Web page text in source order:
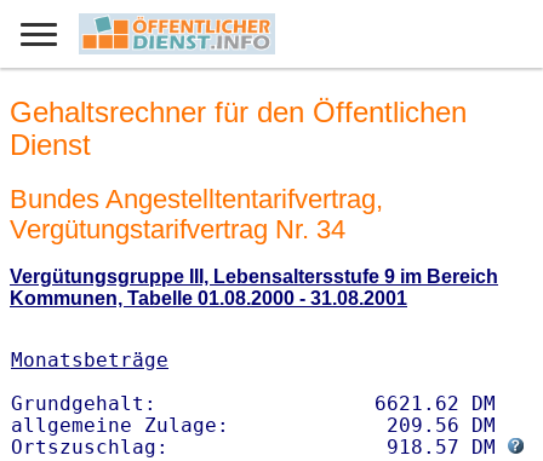
Gehaltsrechner für den Öffentlichen
Dienst
Bundes Angestelltentarifvertrag,
Vergütungstarifvertrag Nr. 34
Vergütungsgruppe III, Lebensaltersstufe 9 im Bereich
Kommunen, Tabelle 01.08.2000 - 31.08.2001
Monatsbeträge
Grundgehalt:                  6621.62 DM
allgemeine Zulage:             209.56 DM
Ortszuschlag:                  918.57 DM